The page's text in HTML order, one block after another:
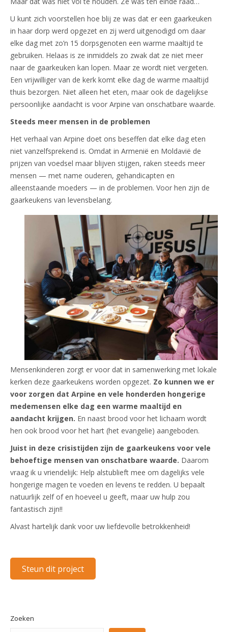
U kunt zich voorstellen hoe blij ze was dat er een gaarkeuken
in haar dorp werd opgezet en zij werd uitgenodigd om daar
elke dag met zo’n 15 dorpsgenoten een warme maaltijd te
gebruiken. Helaas is ze inmiddels zo zwak dat ze niet meer
naar de gaarkeuken kan lopen. Maar ze wordt niet vergeten.
Een vrijwilliger van de kerk komt elke dag de warme maaltijd
thuis bezorgen. Niet alleen het eten, maar ook de dagelijkse
persoonlijke aandacht is voor Arpine van onschatbare waarde.
Steeds meer mensen in de problemen
Het verhaal van Arpine doet ons beseffen dat elke dag eten
niet vanzelfsprekend is. Omdat in Armenië en Moldavië de
prijzen van voedsel maar blijven stijgen, raken steeds meer
mensen — met name ouderen, gehandicapten en
alleenstaande moeders — in de problemen. Voor hen zijn de
gaarkeukens van levensbelang.
Mensenkinderen zorgt er voor dat in samenwerking met lokale
kerken deze gaarkeukens worden opgezet. Zo kunnen we er
voor zorgen dat Arpine en vele honderden hongerige
medemensen elke dag een warme maaltijd en
aandacht krijgen. En naast brood voor het lichaam wordt
hen ook brood voor het hart (het evangelie) aangeboden.
Juist in deze crisistijden zijn de gaarkeukens voor vele
behoeftige mensen van onschatbare waarde. Daarom
vraag ik u vriendelijk: Help alstublieft mee om dagelijks vele
hongerige magen te voeden en levens te redden. U bepaalt
natuurlijk zelf of en hoeveel u geeft, maar uw hulp zou
fantastisch zijn!!
Alvast hartelijk dank voor uw liefdevolle betrokkenheid!
Steun dit project
Zoeken